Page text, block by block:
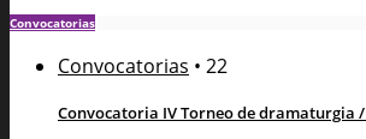
Convocatorias
Convocatorias • 22
Convocatoria IV Torneo de dramaturgia /